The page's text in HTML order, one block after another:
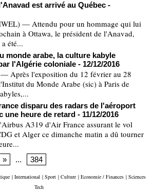
est arrivé au Québec -
— Attendu pour un hommage qui lui
à Ottawa, le président de l'Anavad,
été...
monde arabe, la culture kabyle
l'Algérie coloniale - 12/12/2016
Après l'exposition du 12 février au 28
du Monde Arabe (sic) à Paris de
disparu des radars de l'aéroport
une heure de retard - 11/12/2016
A319 d'Air France assurant le vol
et Alger ce dimanche matin a dû tourner
» ... 384
| International | Sport | Culture | Economie / Finances | Sciences
Tech